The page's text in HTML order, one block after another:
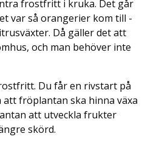
frostfritt i kruka. Det går
var så orangerier kom till -
Då gäller det att
och man behöver inte
Du får en rivstart på
fröplantan ska hinna växa
att utveckla frukter
skörd.